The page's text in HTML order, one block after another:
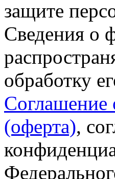
защите
Сведения о
обработку
Соглашение
(оферта),